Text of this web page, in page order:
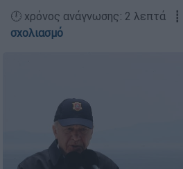
🕛 χρόνος ανάγνωσης: 2 λεπτά
σχολιασμό